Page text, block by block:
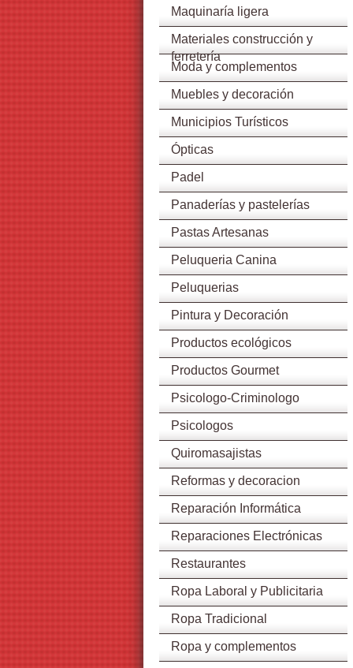
Maquinaría ligera
Materiales construcción y
ferretería
Moda y complementos
Muebles y decoración
Municipios Turísticos
Ópticas
Padel
Panaderías y pastelerías
Pastas Artesanas
Peluqueria Canina
Peluquerias
Pintura y Decoración
Productos ecológicos
Productos Gourmet
Psicologo-Criminologo
Psicologos
Quiromasajistas
Reformas y decoracion
Reparación Informática
Reparaciones Electrónicas
Restaurantes
Ropa Laboral y Publicitaria
Ropa Tradicional
Ropa y complementos